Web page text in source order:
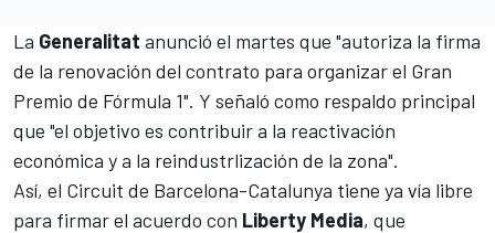
La Generalitat anunció el martes que "autoriza la firma
de la renovación del contrato para organizar el Gran
Premio de Fórmula 1". Y señaló como respaldo principal
que "el objetivo es contribuir a la reactivación
económica y a la reindustrlización de la zona".
Así, el Circuit de Barcelona-Catalunya tiene ya vía libre
para firmar el acuerdo con Liberty Media, que